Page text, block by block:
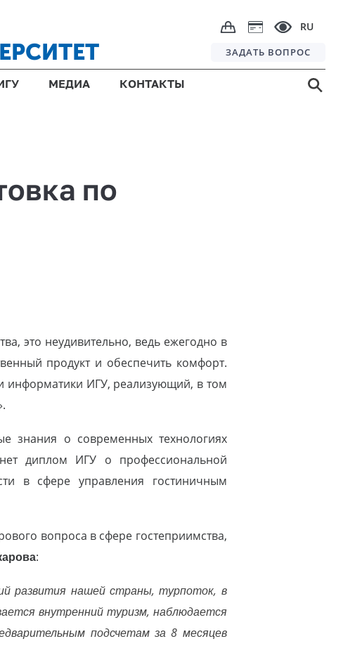
RU
ЗАДАТЬ ВОПРОС
МЕДИА КОНТАКТЫ
по
это неудивительно, ведь ежегодно в
продукт и обеспечить комфорт.
и информатики ИГУ, реализующий, в том
знания о современных технологиях
диплом ИГУ о профессиональной
в сфере управления гостиничным
вопроса в сфере гостеприимства,
:
развития нашей страны, турпоток, в
внутренний туризм, наблюдается
подсчетам за 8 месяцев